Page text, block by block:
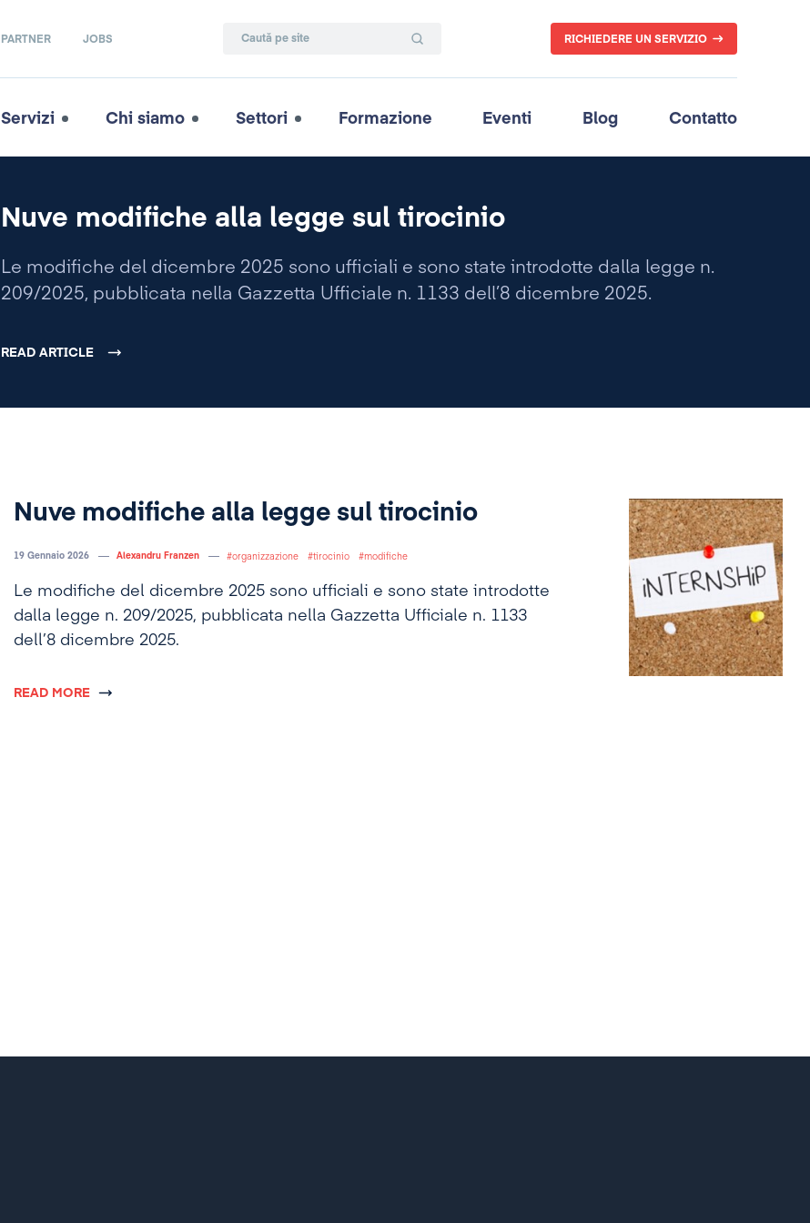
PARTNER JOBS RICHIEDERE UN SERVIZIO
Servizi Chi siamo Settori Formazione Eventi Blog Contatto
Nuve modifiche alla legge sul tirocinio
Le modifiche del dicembre 2025 sono ufficiali e sono state introdotte dalla legge n.
209/2025, pubblicata nella Gazzetta Ufficiale n. 1133 dell’8 dicembre 2025.
READ ARTICLE
Nuve modifiche alla legge sul tirocinio
19 Gennaio 2026 Alexandru Franzen organizzazione tirocinio modifiche
Le modifiche del dicembre 2025 sono ufficiali e sono state introdotte
dalla legge n. 209/2025, pubblicata nella Gazzetta Ufficiale n. 1133
dell’8 dicembre 2025.
READ MORE